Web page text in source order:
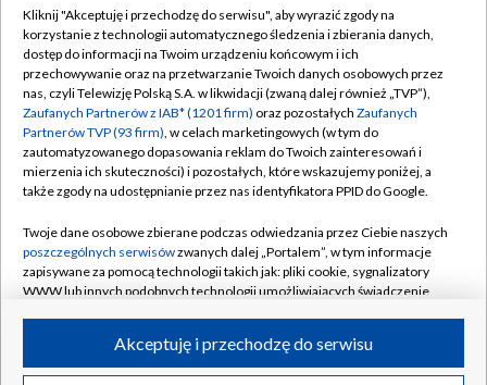
TVP
Abonament TVP
Emisja w TVP
Centrum informacji TVP
Naziemna Telewizja Cyfrowa
Rada Programowa
System NOS
Informacje o nadawcy
Program dla prasy
Regulamin TVP
Polityka prywatności
Moje zgody
Pomoc
Kontakt
Kanały
©2026 Telewizja Polska S.A. w likwidacji
Kliknij "Akceptuję i przechodzę do serwisu", aby wyrazić zgody na
korzystanie z technologii automatycznego śledzenia i zbierania danych,
dostęp do informacji na Twoim urządzeniu końcowym i ich
przechowywanie oraz na przetwarzanie Twoich danych osobowych przez
nas, czyli Telewizję Polską S.A. w likwidacji (zwaną dalej również „TVP”),
Zaufanych Partnerów z IAB* (1201 firm) oraz pozostałych Zaufanych
Partnerów TVP (93 firm), w celach marketingowych (w tym do
zautomatyzowanego dopasowania reklam do Twoich zainteresowań i
mierzenia ich skuteczności) i pozostałych, które wskazujemy poniżej, a
także zgody na udostępnianie przez nas identyfikatora PPID do Google.
Twoje dane osobowe zbierane podczas odwiedzania przez Ciebie naszych
poszczególnych serwisówzwanych dalej „Portalem”, w tym informacje
zapisywane za pomocą technologii takich jak: pliki cookie, sygnalizatory
WWW lub innych podobnych technologii umożliwiających świadczenie
ruchu w Internecie.Akceptuję i przechodzę do serwisu